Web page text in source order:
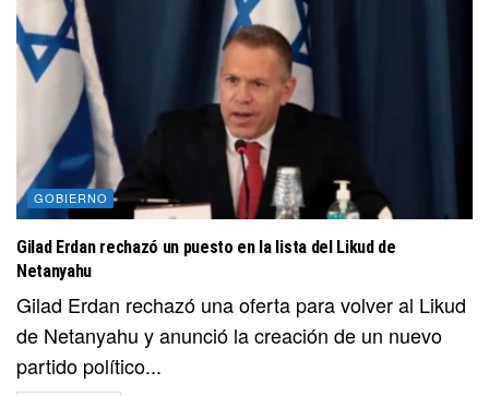
GOBIERNO
Gilad Erdan rechazó un puesto en la lista del Likud de
Netanyahu
Gilad Erdan rechazó una oferta para volver al Likud
de Netanyahu y anunció la creación de un nuevo
partido político...